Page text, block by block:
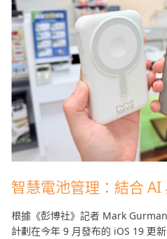
智慧電池管理：結合
根據《彭博社》記者 Mark Gurman
計劃在今年 9 月發布的 iOS 19 更